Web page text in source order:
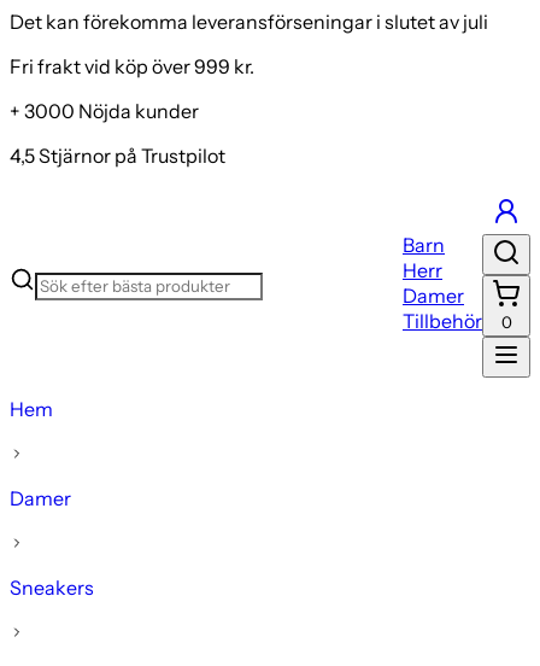
Det kan förekomma leveransförseningar i slutet av juli
Fri frakt vid köp över 999 kr.
+ 3000 Nöjda kunder
4,5 Stjärnor på Trustpilot
Barn
Herr
Damer
Tillbehör
0
Hem
Damer
Sneakers